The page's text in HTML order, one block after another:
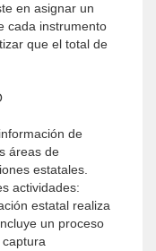
en asignar un
cada instrumento
que el total de
de
áreas de
estatales.
actividades:
estatal realiza
un proceso